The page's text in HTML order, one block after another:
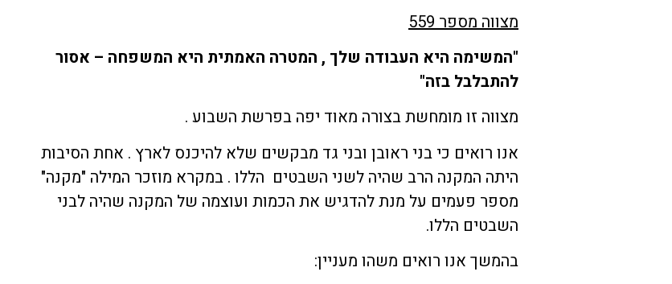
מצווה מספר 559
"המשימה היא העבודה שלך , המטרה האמתית היא המשפחה – אסור
להתבלבל בזה"
מצווה זו מומחשת בצורה מאוד יפה בפרשת השבוע .
אנו רואים כי בני ראובן ובני גד מבקשים שלא להיכנס לארץ . אחת הסיבות
היתה המקנה הרב שהיה לשני השבטים הללו . במקרא מוזכר המילה "מקנה"
מספר פעמים על מנת להדגיש את הכמות ועוצמה של המקנה שהיה לבני
השבטים הללו.
בהמשך אנו רואים משהו מעניין: